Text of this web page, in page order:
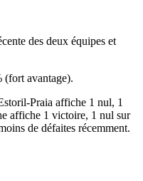
des deux équipes et
(fort avantage).
Praia affiche 1 nul, 1
affiche 1 victoire, 1 nul sur
de défaites récemment.